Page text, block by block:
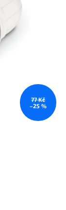
77 Kč
–25 %